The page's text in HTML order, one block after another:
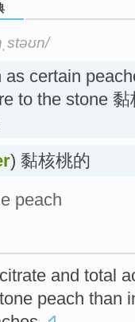
as certain
to the stone
) 黏核桃的
peach
citrate and total
peach than